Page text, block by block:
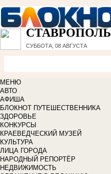
СТАВРОПОЛЬ
СУББОТА, 08 АВГУСТА
МЕНЮ
АВТО
АФИША
БЛОКНОТ ПУТЕШЕСТВЕННИКА
ЗДОРОВЬЕ
КОНКУРСЫ
КРАЕВЕДЧЕСКИЙ МУЗЕЙ
КУЛЬТУРА
ЛИЦА ГОРОДА
НАРОДНЫЙ РЕПОРТЁР
НЕДВИЖИМОСТЬ